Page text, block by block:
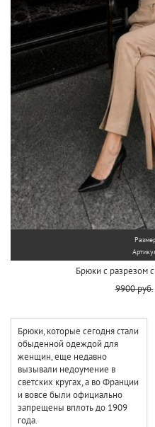
Брюки с разрезом
9900 руб.
Брюки, которые сегодня стали
обыденной одеждой для
женщин, еще недавно
вызывали недоумение в
светских кругах, а во Франции
и вовсе были официально
запрещены вплоть до 1909
года.